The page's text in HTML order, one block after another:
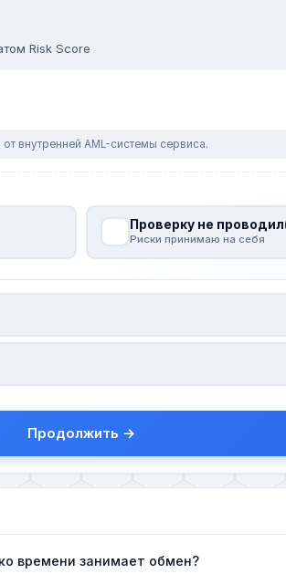
Risk Score
внутренней AML-системы сервиса.
Проверку не
Риски принимаю на себя
Продолжить →
времени занимает обмен?